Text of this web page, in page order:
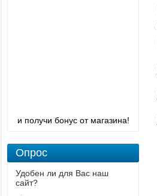
и получи бонус от магазина!
Опрос
Удобен ли для Вас наш
сайт?